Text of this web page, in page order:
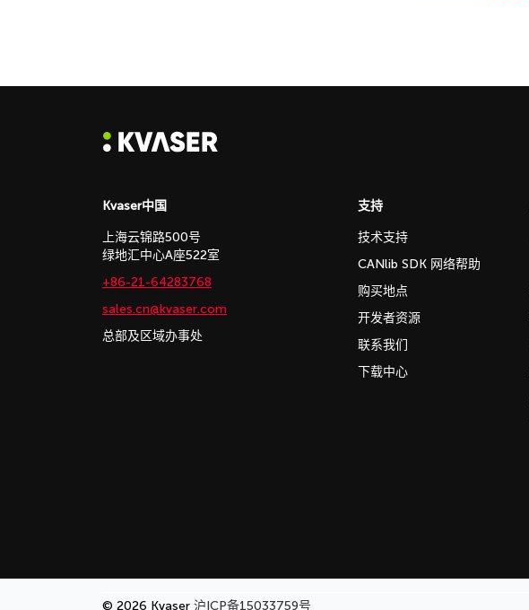
Kvaser中国
上海云锦路500号
绿地汇中心A座522室
+86-21-64283768
sales.cn@kvaser.com
总部及区域办事处
支持
技术支持
CANlib SDK 网络帮助
购买地点
开发者资源
联系我们
下载中心
© 2026 Kvaser 沪ICP备15033759号